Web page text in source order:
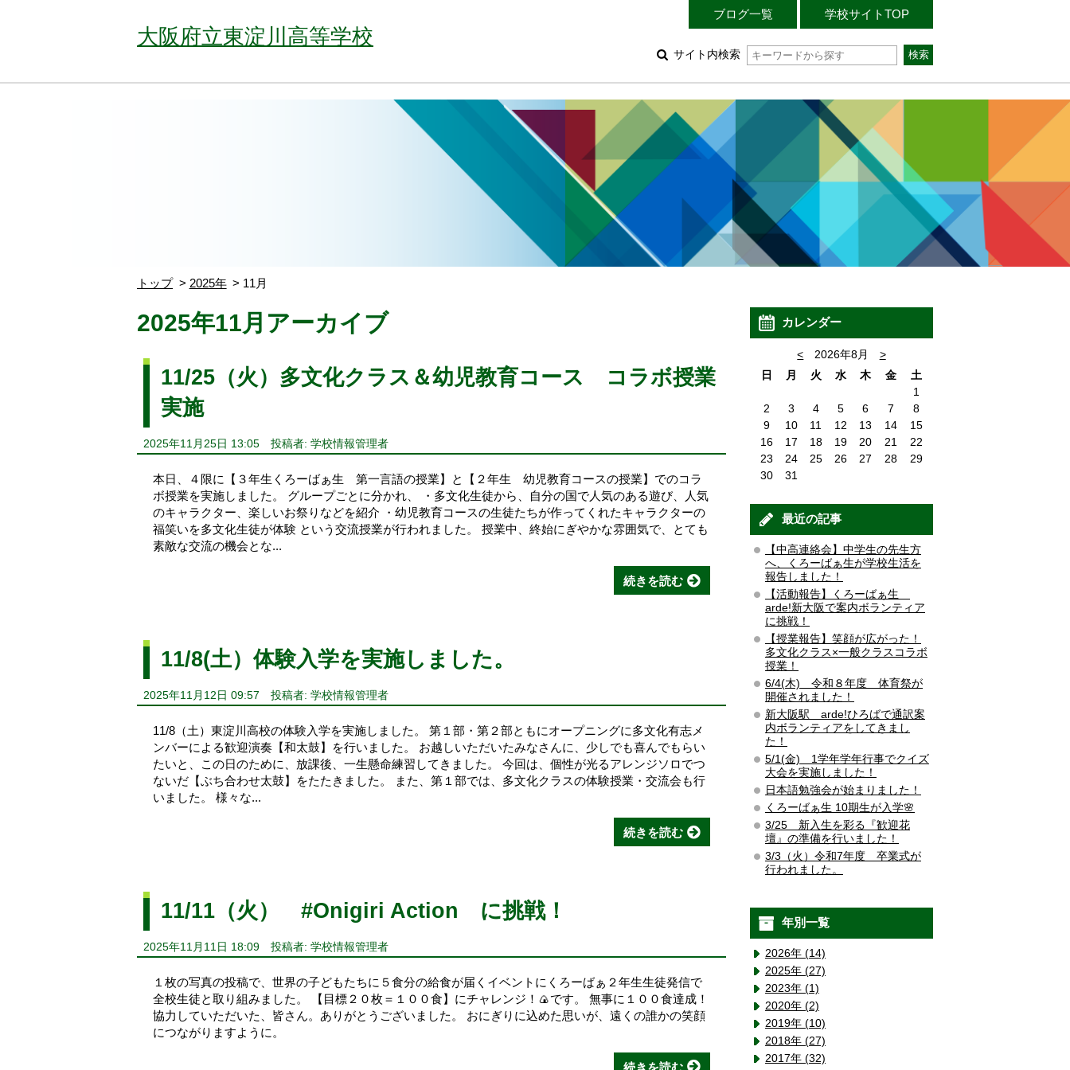
大阪府立東淀川高等学校
ブログ一覧 学校サイトTOP
サイト内検索
トップ 2025年 11月
2025年11月アーカイブ
11/25（火）多文化クラス＆幼児教育コース コラボ授業
実施
2025年11月25日 13:05 投稿者: 学校情報管理者
本日、４限に【３年生くろーばぁ生 第一言語の授業】と【２年生 幼児教育コースの授業】でのコラ
ボ授業を実施しました。 グループごとに分かれ、 ・多文化生徒から、自分の国で人気のある遊び、人気
のキャラクター、楽しいお祭りなどを紹介 ・幼児教育コースの生徒たちが作ってくれたキャラクターの
福笑いを多文化生徒が体験 という交流授業が行われました。 授業中、終始にぎやかな雰囲気で、とても
素敵な交流の機会とな...
続きを読む
11/8(土）体験入学を実施しました。
2025年11月12日 09:57 投稿者: 学校情報管理者
11/8（土）東淀川高校の体験入学を実施しました。 第１部・第２部ともにオープニングに多文化有志メ
ンバーによる歓迎演奏【和太鼓】を行いました。 お越しいただいたみなさんに、少しでも喜んでもらい
たいと、この日のために、放課後、一生懸命練習してきました。 今回は、個性が光るアレンジソロでつ
ないだ【ぶち合わせ太鼓】をたたきました。 また、第１部では、多文化クラスの体験授業・交流会も行
いました。 様々な...
続きを読む
11/11（火） #Onigiri Action に挑戦！
2025年11月11日 18:09 投稿者: 学校情報管理者
１枚の写真の投稿で、世界の子どもたちに５食分の給食が届くイベントにくろーばぁ２年生生徒発信で
全校生徒と取り組みました。 【目標２０枚＝１００食】にチャレンジ！🍙です。 無事に１００食達成！
協力していただいた、皆さん。ありがとうございました。 おにぎりに込めた思いが、遠くの誰かの笑顔
につながりますように。
続きを読む
カレンダー
< 2026年8月
>
日
月 火 水 木 金
土
1
2
3 4 5 6 7
8
9
10 11 12 13 14
15
16
17 18 19 20 21
22
23
24 25 26 27 28
29
30
31
最近の記事
【中高連絡会】中学生の先生方
へ、くろーばぁ生が学校生活を
報告しました！
【活動報告】くろーばぁ生
arde!新大阪で案内ボランティア
に挑戦！
【授業報告】笑顔が広がった！
多文化クラス×一般クラスコラボ
授業！
6/4(木) 令和８年度 体育祭が
開催されました！
新大阪駅 arde!ひろばで通訳案
内ボランティアをしてきまし
た！
5/1(金) 1学年学年行事でクイズ
大会を実施しました！
日本語勉強会が始まりました！
くろーばぁ生 10期生が入学🌸
3/25 新入生を彩る『歓迎花
壇』の準備を行いました！
3/3（火）令和7年度 卒業式が
行われました。
年別一覧
2026年 (14)
2025年 (27)
2023年 (1)
2020年 (2)
2019年 (10)
2018年 (27)
2017年 (32)